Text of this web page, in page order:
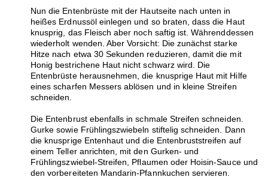
Nun die Entenbrüste mit der Hautseite nach unten in
heißes Erdnussöl einlegen und so braten, dass die Haut
knusprig, das Fleisch aber noch saftig ist. Währenddessen
wiederholt wenden. Aber Vorsicht: Die zunächst starke
Hitze nach etwa 30 Sekunden reduzieren, damit die mit
Honig bestrichene Haut nicht schwarz wird. Die
Entenbrüste herausnehmen, die knusprige Haut mit Hilfe
eines scharfen Messers ablösen und in kleine Streifen
schneiden.
Die Entenbrust ebenfalls in schmale Streifen schneiden.
Gurke sowie Frühlingszwiebeln stiftelig schneiden. Dann
die knusprige Entenhaut und die Entenbruststreifen auf
einem Teller anrichten, mit den Gurken- und
Frühlingszwiebel-Streifen, Pflaumen oder Hoisin-Sauce und
den vorbereiteten Mandarin-Pfannkuchen servieren.